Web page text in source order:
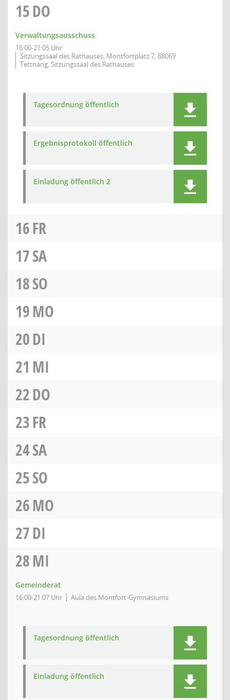
15DO
Verwaltungsausschuss
16:00-21:05 Uhr
Sitzungssaal des Rathauses, Montfortplatz 7, 88069
Tettnang, Sitzungssaal des Rathauses
Tagesordnung öffentlich
Ergebnisprotokoll öffentlich
Einladung öffentlich 2
16FR
17SA
18SO
19MO
20DI
21 MI
22DO
23FR
24SA
25SO
26MO
27DI
28MI
Gemeinderat
16:00-21:07 Uhr Aula des Montfort-Gymnasiums
Tagesordnung öffentlich
Einladung öffentlich